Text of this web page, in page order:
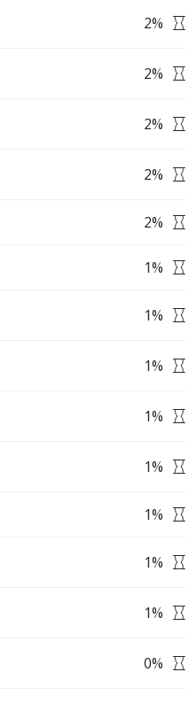
2%
2%
2%
2%
2%
1%
1%
1%
1%
1%
1%
1%
1%
0%